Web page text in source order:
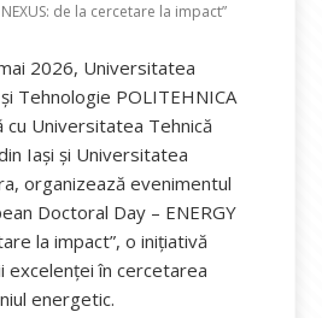
de la cercetare la impact”
2026, Universitatea
Tehnologie POLITEHNICA
cu Universitatea Tehnică
Iași și Universitatea
organizează evenimentul
Doctoral Day – ENERGY
la impact”, o inițiativă
excelenței în cercetarea
energetic.